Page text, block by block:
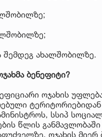
შემდეგ ახალშობილზე.
ბენეფიტი?
ოჯახის
სსიპ
წლის
ოჯახის